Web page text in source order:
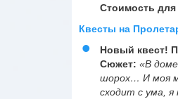
Стоимость для
Квесты на
Новый квест!
Сюжет: «В
шорох… И моя
сходит с ума,